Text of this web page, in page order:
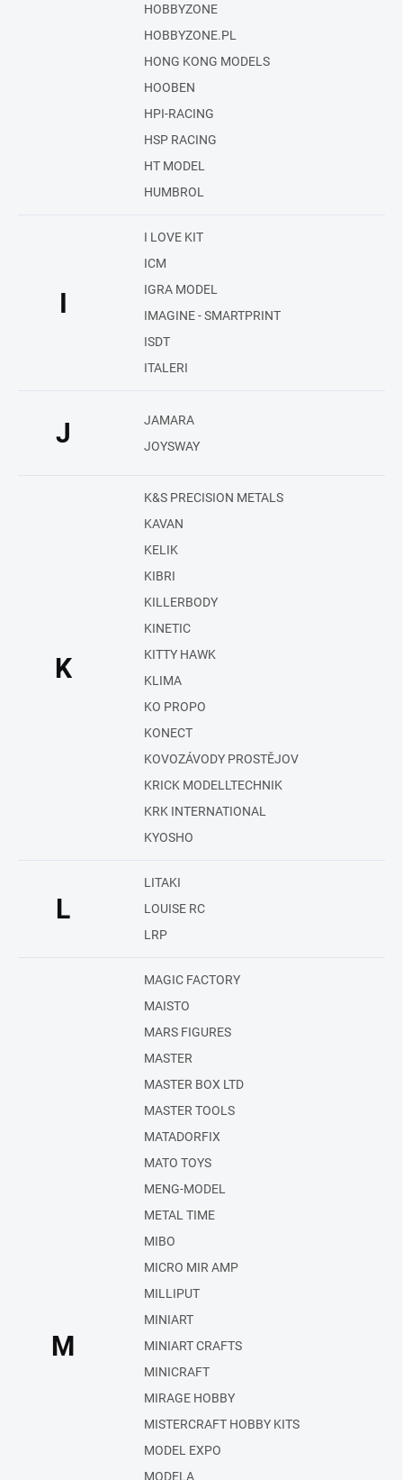
HOBBYZONE
HOBBYZONE.PL
HONG KONG MODELS
HOOBEN
HPI-RACING
HSP RACING
HT MODEL
HUMBROL
I
I LOVE KIT
ICM
IGRA MODEL
IMAGINE - SMARTPRINT
ISDT
ITALERI
J
JAMARA
JOYSWAY
K
K&S PRECISION METALS
KAVAN
KELIK
KIBRI
KILLERBODY
KINETIC
KITTY HAWK
KLIMA
KO PROPO
KONECT
KOVOZÁVODY PROSTĚJOV
KRICK MODELLTECHNIK
KRK INTERNATIONAL
KYOSHO
L
LITAKI
LOUISE RC
LRP
M
MAGIC FACTORY
MAISTO
MARS FIGURES
MASTER
MASTER BOX LTD
MASTER TOOLS
MATADORFIX
MATO TOYS
MENG-MODEL
METAL TIME
MIBO
MICRO MIR AMP
MILLIPUT
MINIART
MINIART CRAFTS
MINICRAFT
MIRAGE HOBBY
MISTERCRAFT HOBBY KITS
MODEL EXPO
MODELA